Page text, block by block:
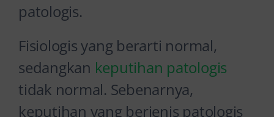
patologis.
Fisiologis yang berarti normal,
sedangkan keputihan patologis
tidak normal. Sebenarnya,
keputihan yang berjenis patologis